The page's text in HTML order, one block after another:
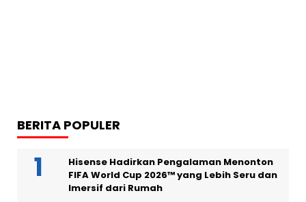
BERITA POPULER
Hisense Hadirkan Pengalaman Menonton
FIFA World Cup 2026™ yang Lebih Seru dan
Imersif dari Rumah